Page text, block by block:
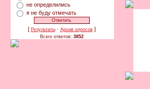
не определились
я не буду отмечать
[ Результаты· Архив опросов]
Всего ответов: 3852